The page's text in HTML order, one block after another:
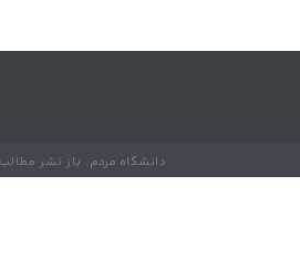
دانشگاه مردم. باز نشر